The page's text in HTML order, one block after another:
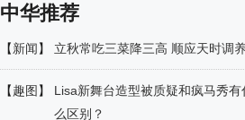
中华推荐
【新闻】 立秋常吃三菜降三高 顺应天时调
【趣图 】
Lisa新舞台造型被质疑和疯马秀有
么区别？